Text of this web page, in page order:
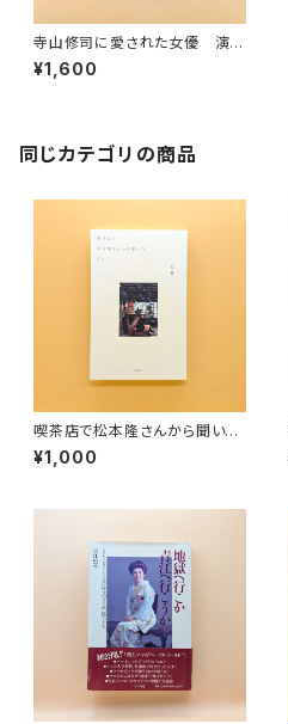
寺山修司に愛された女優 演劇
実験室◎天井桟敷の名華・新高
けい子伝
¥1,600
同じカテゴリの商品
喫茶店で松本隆さんから聞いた
こと
¥1,000